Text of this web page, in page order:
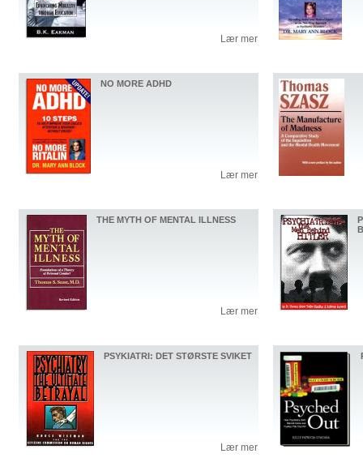
Lær mer
NO MORE ADHD
Lær mer
THE MYTH OF MENTAL ILLNESS
Lær mer
PSYKIATRI: DET STØRSTE SVIKET
Lær mer